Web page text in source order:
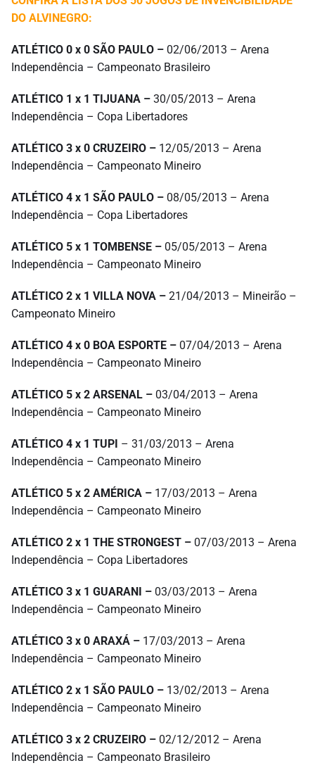
DO ALVINEGRO:
ATLÉTICO 0 x 0 SÃO PAULO – 02/06/2013 – Arena
Independência – Campeonato Brasileiro
ATLÉTICO 1 x 1 TIJUANA – 30/05/2013 – Arena
Independência – Copa Libertadores
ATLÉTICO 3 x 0 CRUZEIRO – 12/05/2013 – Arena
Independência – Campeonato Mineiro
ATLÉTICO 4 x 1 SÃO PAULO – 08/05/2013 – Arena
Independência – Copa Libertadores
ATLÉTICO 5 x 1 TOMBENSE – 05/05/2013 – Arena
Independência – Campeonato Mineiro
ATLÉTICO 2 x 1 VILLA NOVA – 21/04/2013 – Mineirão –
Campeonato Mineiro
ATLÉTICO 4 x 0 BOA ESPORTE – 07/04/2013 – Arena
Independência – Campeonato Mineiro
ATLÉTICO 5 x 2 ARSENAL – 03/04/2013 – Arena
Independência – Campeonato Mineiro
ATLÉTICO 4 x 1 TUPI – 31/03/2013 – Arena
Independência – Campeonato Mineiro
ATLÉTICO 5 x 2 AMÉRICA – 17/03/2013 – Arena
Independência – Campeonato Mineiro
ATLÉTICO 2 x 1 THE STRONGEST – 07/03/2013 – Arena
Independência – Copa Libertadores
ATLÉTICO 3 x 1 GUARANI – 03/03/2013 – Arena
Independência – Campeonato Mineiro
ATLÉTICO 3 x 0 ARAXÁ – 17/03/2013 – Arena
Independência – Campeonato Mineiro
ATLÉTICO 2 x 1 SÃO PAULO – 13/02/2013 – Arena
Independência – Campeonato Mineiro
ATLÉTICO 3 x 2 CRUZEIRO – 02/12/2012 – Arena
Independência – Campeonato Brasileiro